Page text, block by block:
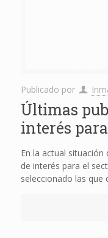
Publicado por
Últimas
interés
En la actual situación
de interés para el
seleccionado las que